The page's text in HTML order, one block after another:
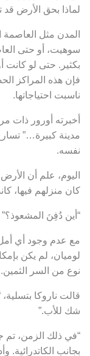
لماذا بحق الأرض
المدن مثل العاصمة
سوهيت، أو حتى
بكثير. حتى لو كانت
فإن هذه المراكز
ناسبت احتياجاتها.
أخبرته أورور ذات
مدينة كبيرة…”
نفسه.
اليوم، علم أن
كان منزلهم فيها،
“أين دُفِنَ
مع عدم وجود أي
لوميان، لم يكن
نوع من السر الثمين.
قالت ناروكا
شك للأب.”
“في ذلك الزمن، تم
بجانب الكاتدرائية.